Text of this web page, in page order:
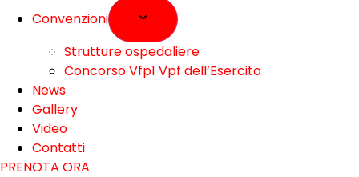
Convenzioni
Strutture ospedaliere
Concorso Vfp1 Vpf dell’Esercito
News
Gallery
Video
Contatti
PRENOTA ORA